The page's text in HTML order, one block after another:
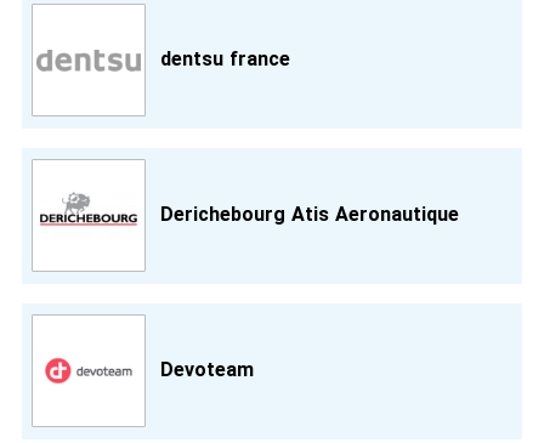
dentsu france
Derichebourg Atis Aeronautique
Devoteam